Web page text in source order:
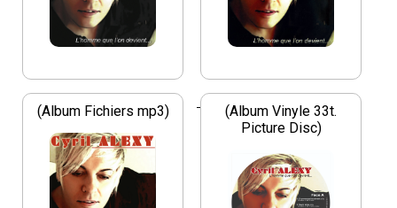
(Album Fichiers mp3)
(Album Vinyle 33t.
Picture Disc)